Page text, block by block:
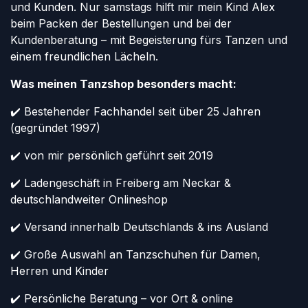
und Kunden. Nur samstags hilft mir mein Kind Alex
beim Packen der Bestellungen und bei der
Kundenberatung – mit Begeisterung fürs Tanzen und
einem freundlichen Lächeln.
Was meinen Tanzshop besonders macht:
✔️ Bestehender Fachhandel seit über 25 Jahren
(gegründet 1997)
✔️ von mir persönlich geführt seit 2019
✔️ Ladengeschäft in Freiberg am Neckar &
deutschlandweiter Onlineshop
✔️ Versand innerhalb Deutschlands & ins Ausland
✔️ Große Auswahl an Tanzschuhen für Damen,
Herren und Kinder
✔️ Persönliche Beratung – vor Ort & online